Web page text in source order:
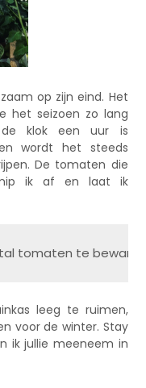
op zijn eind. Het
het seizoen zo lang
klok een uur is
wordt het steeds
De tomaten die
ik af en laat ik
tomaten te
leeg te ruimen,
voor de winter. Stay
ik jullie meeneem in